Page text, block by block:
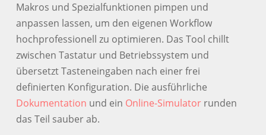
Makros und Spezialfunktionen pimpen und
anpassen lassen, um den eigenen Workflow
hochprofessionell zu optimieren. Das Tool chillt
zwischen Tastatur und Betriebssystem und
übersetzt Tasteneingaben nach einer frei
definierten Konfiguration. Die ausführliche
Dokumentation und ein Online-Simulatorrunden
das Teil sauber ab.